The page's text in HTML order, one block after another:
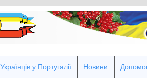
у Португалії Новини